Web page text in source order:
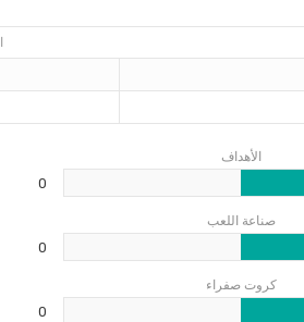
الأهداف
0
صناعة اللعب
0
كروت صفراء
0